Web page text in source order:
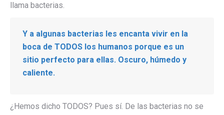
llama bacterias.
Y a algunas bacterias les encanta vivir en la
boca de TODOS los humanos porque es un
sitio perfecto para ellas. Oscuro, húmedo y
caliente.
¿Hemos dicho TODOS? Pues sí. De las bacterias no se